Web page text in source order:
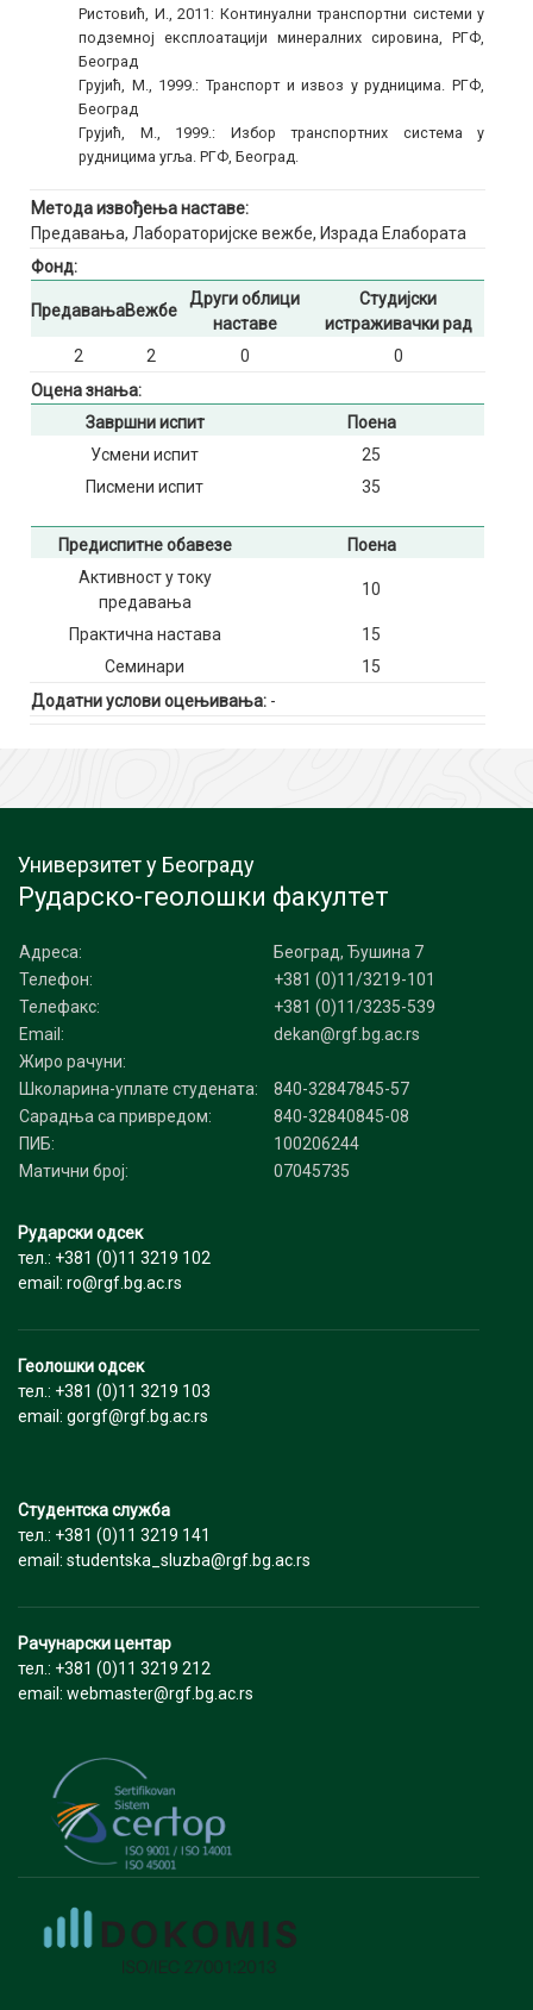
Ристовић, И., 2011: Континуални транспортни системи у
подземној експлоатацији минералних сировина, РГФ,
Београд
Грујић, М., 1999.: Транспорт и извоз у рудницима. РГФ,
Београд
Грујић, М., 1999.: Избор транспортних система у
рудницима угља. РГФ, Београд.
Метода извођења наставе:
Предавања, Лабораторијске вежбе, Израда Елабората
Фонд:
ПредавањаВежбе
Други облици
наставе
Студијски
истраживачки рад
2
2 0
0
Оцена знања:
Завршни испит
Поена
Усмени испит
25
Писмени испит
35
Предиспитне обавезе
Поена
Активност у току
предавања
10
Практична настава
15
Семинари
15
Додатни услови оцењивања: -
Универзитет у Београду
Рударско-геолошки факултет
Адреса:
Београд, Ђушина 7
Телефон:
+381 (0)11/3219-101
Телефакс:
+381 (0)11/3235-539
Email:
dekan@rgf.bg.ac.rs
Жиро рачуни:
Школарина-уплате студената:
840-32847845-57
Сарадња са привредом:
840-32840845-08
ПИБ:
100206244
Матични број:
07045735
Рударски одсек
тел.: +381 (0)11 3219 102
email: ro@rgf.bg.ac.rs
Геолошки одсек
тел.: +381 (0)11 3219 103
email: gorgf@rgf.bg.ac.rs
Студентска служба
тел.: +381 (0)11 3219 141
email: studentska_sluzba@rgf.bg.ac.rs
Рачунарски центар
тел.: +381 (0)11 3219 212
email: webmaster@rgf.bg.ac.rs